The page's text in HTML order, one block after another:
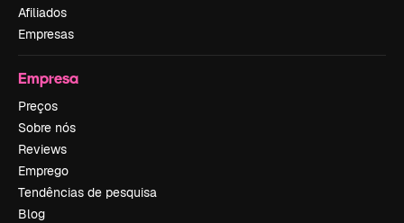
Afiliados
Empresas
Empresa
Preços
Sobre nós
Reviews
Emprego
Tendências de pesquisa
Blog